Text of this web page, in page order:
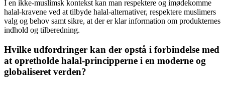
I en ikke-muslimsk kontekst kan man respektere og imødekomme
halal-kravene ved at tilbyde halal-alternativer, respektere muslimers
valg og behov samt sikre, at der er klar information om produkternes
indhold og tilberedning.
Hvilke udfordringer kan der opstå i forbindelse med
at opretholde halal-principperne i en moderne og
globaliseret verden?